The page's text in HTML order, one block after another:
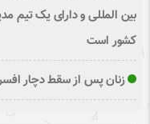
بین المللی و دارای یک تیم
کشور است
زنان پس از سقط دچار